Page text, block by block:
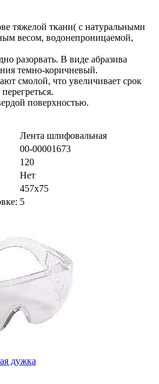
тяжелой ткани( с натуральными
весом, водонепроницаемой,
разорвать. В виде абразива
темно-коричневый.
смолой, что увеличивает срок
поверхностью.
Лента шлифовальная
00-00001673
120
Нет
457х75
5
дужка